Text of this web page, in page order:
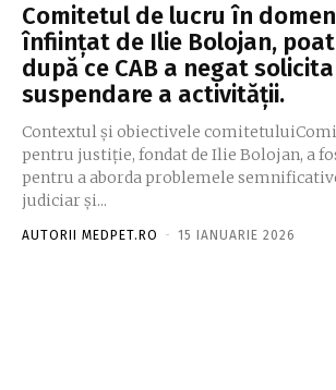
Comitetul de lucru în
înființat de Ilie Bolojan,
după ce CAB a negat
suspendare a activității.
Contextul și obiectivele
pentru justiție, fondat de Ilie Bolojan, a
pentru a aborda problemele
judiciar și...
AUTORII MEDPET.RO - 15 IANUARIE 2026